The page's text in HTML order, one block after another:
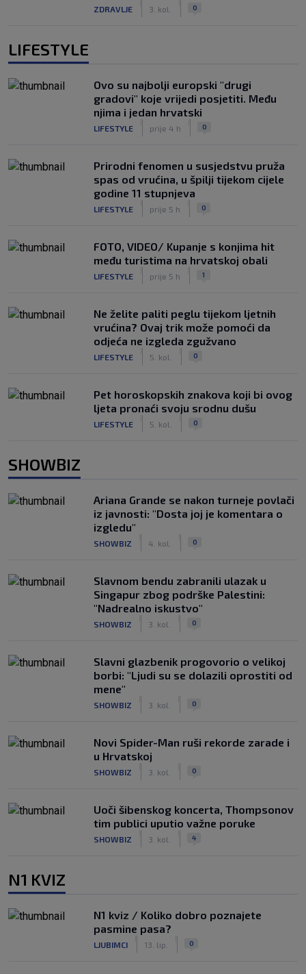
ZDRAVLJE 3. kol. 0
LIFESTYLE
Ovo su najbolji europski "drugi
gradovi" koje vrijedi posjetiti. Među
njima i jedan hrvatski
LIFESTYLE prije 4 h 0
Prirodni fenomen u susjedstvu pruža
spas od vrućina, u špilji tijekom cijele
godine 11 stupnjeva
LIFESTYLE prije 5 h 0
FOTO, VIDEO/ Kupanje s konjima hit
među turistima na hrvatskoj obali
LIFESTYLE prije 5 h 1
Ne želite paliti peglu tijekom ljetnih
vrućina? Ovaj trik može pomoći da
odjeća ne izgleda zgužvano
LIFESTYLE 5. kol. 0
Pet horoskopskih znakova koji bi ovog
ljeta pronaći svoju srodnu dušu
LIFESTYLE 5. kol. 0
SHOWBIZ
Ariana Grande se nakon turneje povlači
iz javnosti: "Dosta joj je komentara o
izgledu"
SHOWBIZ 4. kol. 0
Slavnom bendu zabranili ulazak u
Singapur zbog podrške Palestini:
"Nadrealno iskustvo"
SHOWBIZ 3. kol. 0
Slavni glazbenik progovorio o velikoj
borbi: "Ljudi su se dolazili oprostiti od
mene"
SHOWBIZ 3. kol. 0
Novi Spider-Man ruši rekorde zarade i
u Hrvatskoj
SHOWBIZ 3. kol. 0
Uoči šibenskog koncerta, Thompsonov
tim publici uputio važne poruke
SHOWBIZ 3. kol. 4
N1 KVIZ
N1 kviz / Koliko dobro poznajete
pasmine pasa?
LJUBIMCI 13. lip. 0